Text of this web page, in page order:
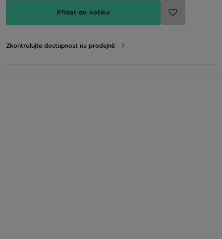
Přidat do košíku
Zkontrolujte dostupnost na prodejně